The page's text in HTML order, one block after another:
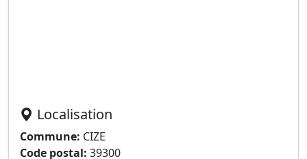
Localisation
Commune: CIZE
Code postal: 39300